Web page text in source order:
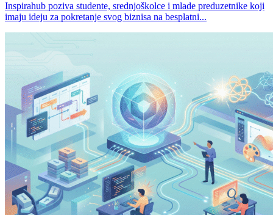
Inspirahub poziva studente, srednjoškolce i mlade preduzetnike koji
imaju ideju za pokretanje svog biznisa na besplatni...